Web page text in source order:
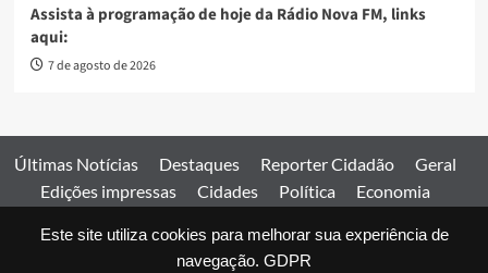
Este site utiliza cookies para melhorar sua experiência de
navegação. GDPR
Assista à programação de hoje da Rádio Nova FM, links
aqui:
7 de agosto de 2026
Últimas Notícias Destaques Reporter Cidadão
Geral
Edições impressas
Cidades Política
Economia
Comercial
Edições impressas Expediente Home